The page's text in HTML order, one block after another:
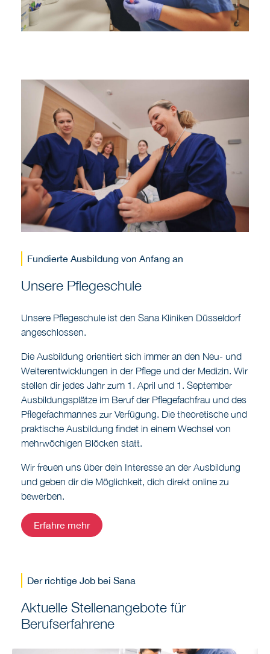
Fundierte Ausbildung von Anfang an
Unsere Pflegeschule
Unsere Pflegeschule ist den Sana Kliniken Düsseldorf
angeschlossen.
Die Ausbildung orientiert sich immer an den Neu- und
Weiterentwicklungen in der Pflege und der Medizin. Wir
stellen dir jedes Jahr zum 1. April und 1. September
Ausbildungsplätze im Beruf der Pflegefachfrau und des
Pflegefachmannes zur Verfügung. Die theoretische und
praktische Ausbildung findet in einem Wechsel von
mehrwöchigen Blöcken statt.
Wir freuen uns über dein Interesse an der Ausbildung
und geben dir die Möglichkeit, dich direkt online zu
bewerben.
Erfahre mehr
Der richtige Job bei Sana
Aktuelle Stellenangebote für
Berufserfahrene